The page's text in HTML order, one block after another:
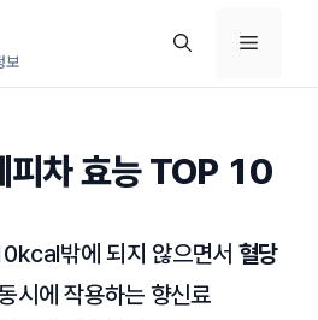
보
메
피차 효능 TOP 10
밖에 되지 않으면서 혈당
시에 작용하는 향신료